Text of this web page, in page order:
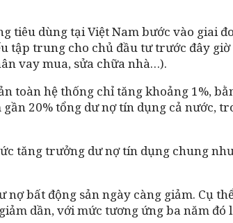
tiêu dùng tại Việt Nam bước vào giai
tập trung cho chủ đầu tư trước đây
vay mua, sửa chữa nhà…).
toàn hệ thống chỉ tăng khoảng 1%,
20% tổng dư nợ tín dụng cả nước,
tăng trưởng dư nợ tín dụng chung
bất động sản ngày càng giảm. Cụ
dần, với mức tương ứng ba năm đó